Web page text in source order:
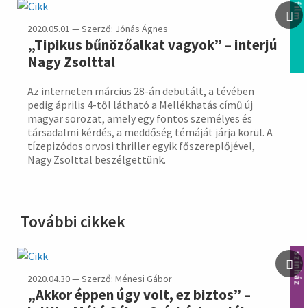
film
2020.05.01 — Szerző: Jónás Ágnes
„Tipikus bűnözőalkat vagyok” – interjú
Nagy Zsolttal
Az interneten március 28-án debütált, a tévében
pedig április 4-től látható a Mellékhatás című új
magyar sorozat, amely egy fontos személyes és
társadalmi kérdés, a meddőség témáját járja körül. A
tízepizódos orvosi thriller egyik főszereplőjével,
Nagy Zsolttal beszélgettünk.
További cikkek
színház
2020.04.30 — Szerző: Ménesi Gábor
„Akkor éppen úgy volt, ez biztos” –